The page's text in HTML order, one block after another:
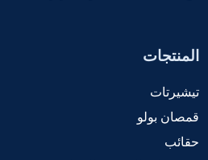
المنتجات
تيشيرتات
قمصان بولو
حقائب